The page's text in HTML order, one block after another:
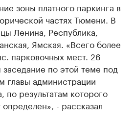
зоны платного паркинга в
частях Тюмени. В
Ленина, Республика,
Ямская. «Всего более
парковочных мест. 26
заседание по этой теме под
главы администрации
результатам которого
- рассказал